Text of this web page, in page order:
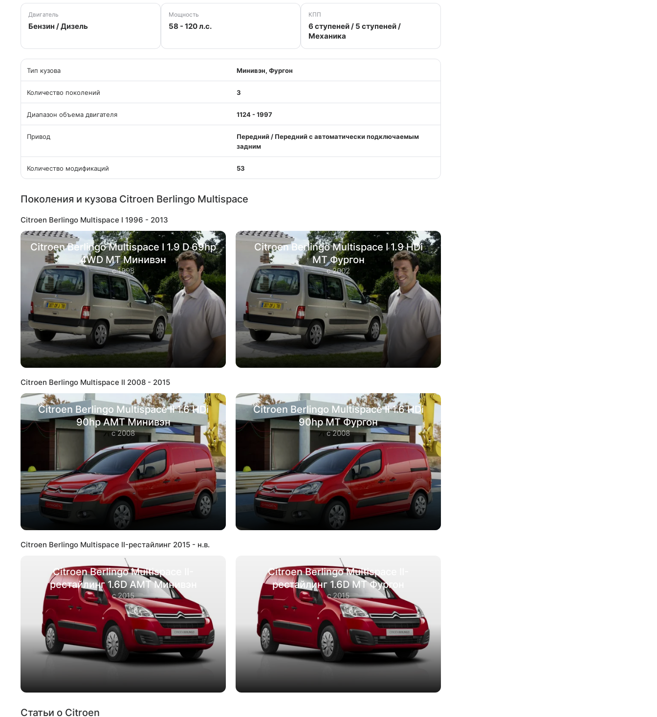
Двигатель
Бензин / Дизель
Мощность
58 - 120 л.с.
КПП
6 ступеней / 5 ступеней /
Механика
Тип кузова Минивэн, Фургон
Количество поколений 3
Диапазон объема двигателя 1124 - 1997
Привод
Передний / Передний с автоматически подключаемым
задним
Количество модификаций 53
Поколения и кузова Citroen Berlingo Multispace
Citroen Berlingo Multispace I 1996 - 2013
Citroen Berlingo Multispace I 1.9 D 69hp
4WD MT Минивэн
с 1998
Citroen Berlingo Multispace I 1.9 HDi
MT Фургон
с 2002
Citroen Berlingo Multispace II 2008 - 2015
Citroen Berlingo Multispace II 1.6 HDi
90hp AMT Минивэн
с 2008
Citroen Berlingo Multispace II 1.6 HDi
90hp MT Фургон
с 2008
Citroen Berlingo Multispace II-рестайлинг 2015 - н.в.
Citroen Berlingo Multispace II-
рестайлинг 1.6D AMT Минивэн
с 2015
Citroen Berlingo Multispace II-
рестайлинг 1.6D MT Фургон
с 2015
Статьи о Citroen